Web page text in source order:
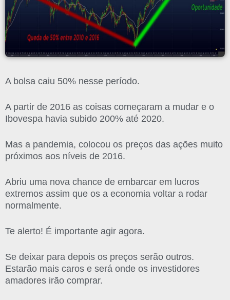
A bolsa caiu 50% nesse período.
A partir de 2016 as coisas começaram a mudar e o
Ibovespa havia subido 200% até 2020.
Mas a pandemia, colocou os preços das ações muito
próximos aos níveis de 2016.
Abriu uma nova chance de embarcar em lucros
extremos assim que os a economia voltar a rodar
normalmente.
Te alerto! É importante agir agora.
Se deixar para depois os preços serão outros.
Estarão mais caros e será onde os investidores
amadores irão comprar.